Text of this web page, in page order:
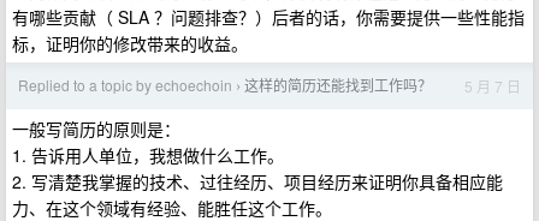
有哪些贡献（ SLA ？问题排查？）后者的话，你需要提供一些性能指
标，证明你的修改带来的收益。
Replied to a topic by echoechoin › 这样的简历还能找到工作吗？ 5 月 7 日
一般写简历的原则是：
1. 告诉用人单位，我想做什么工作。
2. 写清楚我掌握的技术、过往经历、项目经历来证明你具备相应能
力、在这个领域有经验、能胜任这个工作。